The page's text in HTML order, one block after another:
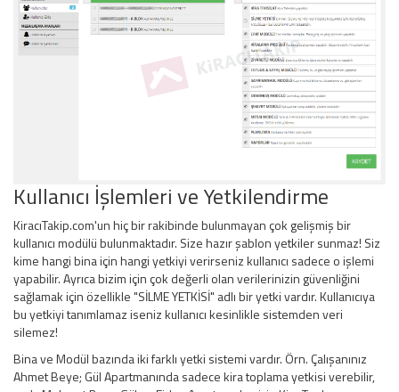
Kullanıcı İşlemleri ve Yetkilendirme
KiracıTakip.com'un hiç bir rakibinde bulunmayan çok gelişmiş bir
kullanıcı modülü bulunmaktadır. Size hazır şablon yetkiler sunmaz! Siz
kime hangi bina için hangi yetkiyi verirseniz kullanıcı sadece o işlemi
yapabilir. Ayrıca bizim için çok değerli olan verilerinizin güvenliğini
sağlamak için özellikle "SİLME YETKİSİ" adlı bir yetki vardır. Kullanıcıya
bu yetkiyi tanımlamaz iseniz kullanıcı kesinlikle sistemden veri
silemez!
Bina ve Modül bazında iki farklı yetki sistemi vardır. Örn. Çalışanınız
Ahmet Beye; Gül Apartmanında sadece kira toplama yetkisi verebilir,